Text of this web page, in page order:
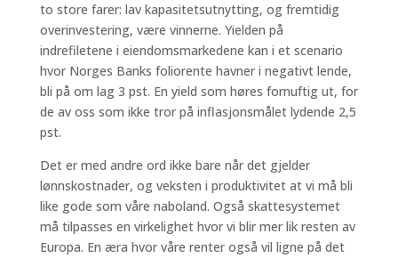
to store farer: lav kapasitetsutnytting, og fremtidig
overinvestering, være vinnerne. Yielden på
indrefiletene i eiendomsmarkedene kan i et scenario
hvor Norges Banks foliorente havner i negativt lende,
bli på om lag 3 pst. En yield som høres fornuftig ut, for
de av oss som ikke tror på inflasjonsmålet lydende 2,5
pst.
Det er med andre ord ikke bare når det gjelder
lønnskostnader, og veksten i produktivitet at vi må bli
like gode som våre naboland. Også skattesystemet
må tilpasses en virkelighet hvor vi blir mer lik resten av
Europa. En æra hvor våre renter også vil ligne på det